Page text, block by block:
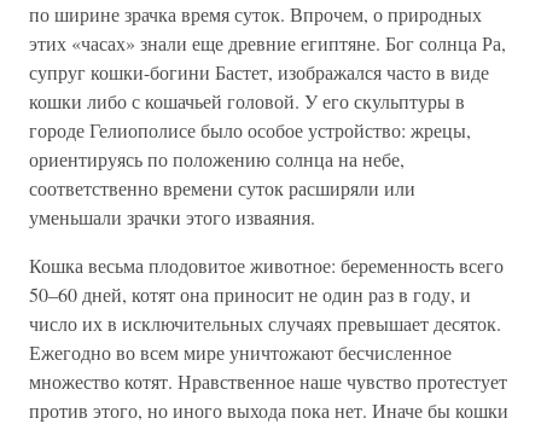
по ширине зрачка время суток. Впрочем, о природных
этих «часах» знали еще древние египтяне. Бог солнца Ра,
супруг кошки-богини Бастет, изображался часто в виде
кошки либо с кошачьей головой. У его скульптуры в
городе Гелиополисе было особое устройство: жрецы,
ориентируясь по положению солнца на небе,
соответственно времени суток расширяли или
уменьшали зрачки этого изваяния.
Кошка весьма плодовитое животное: беременность всего
50–60 дней, котят она приносит не один раз в году, и
число их в исключительных случаях превышает десяток.
Ежегодно во всем мире уничтожают бесчисленное
множество котят. Нравственное наше чувство протестует
против этого, но иного выхода пока нет. Иначе бы кошки